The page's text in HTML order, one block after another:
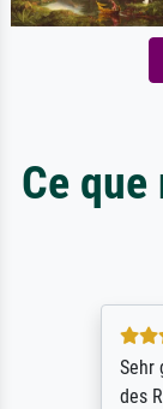
Ce
Sehr
des